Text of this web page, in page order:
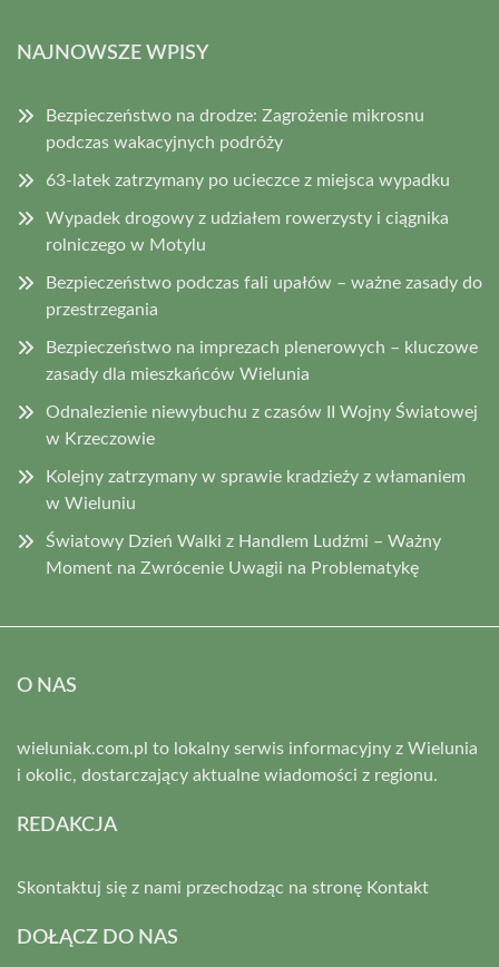
NAJNOWSZE WPISY
Bezpieczeństwo na drodze: Zagrożenie mikrosnu
podczas wakacyjnych podróży
63-latek zatrzymany po ucieczce z miejsca wypadku
Wypadek drogowy z udziałem rowerzysty i ciągnika
rolniczego w Motylu
Bezpieczeństwo podczas fali upałów – ważne zasady do
przestrzegania
Bezpieczeństwo na imprezach plenerowych – kluczowe
zasady dla mieszkańców Wielunia
Odnalezienie niewybuchu z czasów II Wojny Światowej
w Krzeczowie
Kolejny zatrzymany w sprawie kradzieży z włamaniem
w Wieluniu
Światowy Dzień Walki z Handlem Ludźmi – Ważny
Moment na Zwrócenie Uwagii na Problematykę
O NAS
wieluniak.com.pl to lokalny serwis informacyjny z Wielunia
i okolic, dostarczający aktualne wiadomości z regionu.
REDAKCJA
Skontaktuj się z nami przechodząc na stronę Kontakt
DOŁĄCZ DO NAS